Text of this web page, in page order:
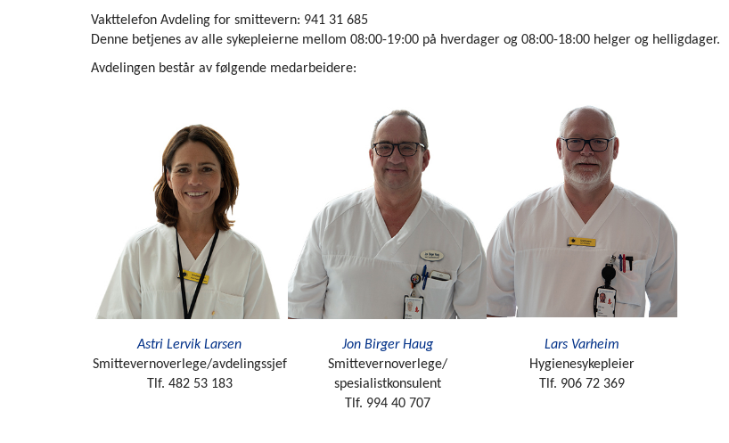
Vakttelefon Avdeling for smittevern: 941 31 685
Denne betjenes av alle sykepleierne mellom 08:00-19:00 på hverdager og 08:00-18:00 helger og helligdager.
Avdelingen består av følgende medarbeidere:
Astri Lervik Larsen
Smittevernoverlege/avdelingssjef
Tlf. 482 53 183
Jon Birger Haug
Smittevernoverlege/
spesialistkonsulent
Tlf. 994 40 707
Lars Varheim
Hygienesykepleier
Tlf. 906 72 369